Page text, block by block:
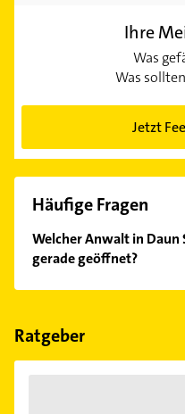
Ihre
Was
Was
Jetzt
Häufige Fragen
Welcher Anwalt in
gerade geöffnet?
Im Anbieter-Bereich
Feiertagen abweichen
Ratgeber